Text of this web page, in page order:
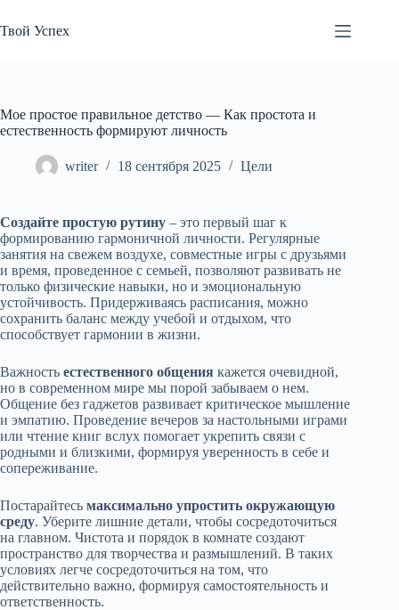
к
сути
Твой Успех
Мое простое правильное детство — Как простота и
естественность формируют личность
writer 18 сентября 2025 Цели
Создайте простую рутину – это первый шаг к
формированию гармоничной личности. Регулярные
занятия на свежем воздухе, совместные игры с друзьями
и время, проведенное с семьей, позволяют развивать не
только физические навыки, но и эмоциональную
устойчивость. Придерживаясь расписания, можно
сохранить баланс между учебой и отдыхом, что
способствует гармонии в жизни.
Важность естественного общения кажется очевидной,
но в современном мире мы порой забываем о нем.
Общение без гаджетов развивает критическое мышление
и эмпатию. Проведение вечеров за настольными играми
или чтение книг вслух помогает укрепить связи с
родными и близкими, формируя уверенность в себе и
сопереживание.
Постарайтесь максимально упростить окружающую
среду. Уберите лишние детали, чтобы сосредоточиться
на главном. Чистота и порядок в комнате создают
пространство для творчества и размышлений. В таких
условиях легче сосредоточиться на том, что
действительно важно, формируя самостоятельность и
ответственность.